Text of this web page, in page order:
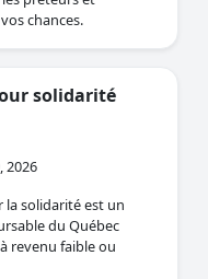
chances.
solidarité
2026
solidarité est un
du Québec
revenu faible ou